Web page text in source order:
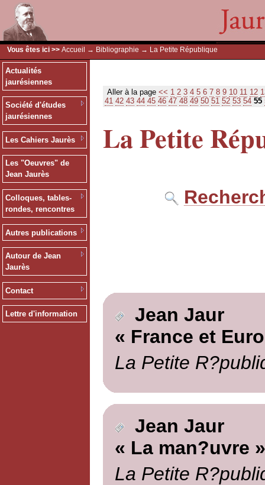
Vous êtes ici >> Accueil → Bibliographie → La Petite République
Actualités
jaurésiennes
Société d'études
jaurésiennes
Les Cahiers Jaurès
Les "Oeuvres" de
Jean Jaurès
Colloques, tables-
rondes, rencontres
Autres publications
Autour de Jean
Jaurès
Contact
Lettre d'information
Aller à la page << 1 2 3 4 5 6 7 8 9 10 11 12
41 42 43 44 45 46 47 48 49 50 51 52 53 54 55
La Petite
Jean Jaur
« France et
La Petite
Jean Jaur
« La man?uvre »
La Petite